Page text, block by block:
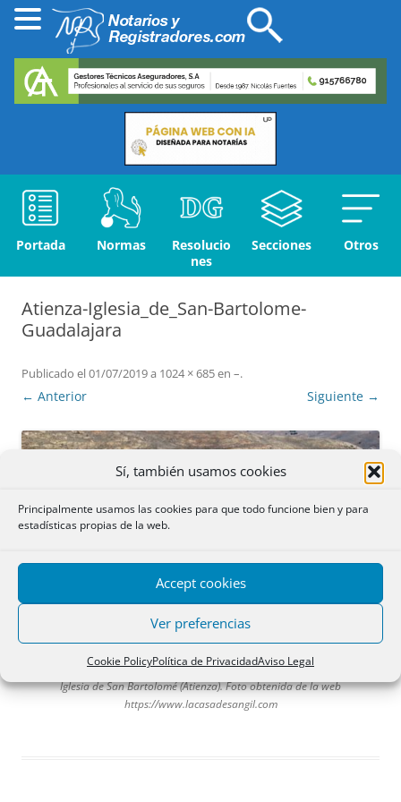
Sí, también usamos cookies
Principalmente usamos las cookies para que todo funcione bien y para
estadísticas propias de la web.
Accept cookies
Ver preferencias
Cookie PolicyPolítica de PrivacidadAviso Legal
Portada Normas
Resolucio
nes
Secciones Otros
Atienza-Iglesia_de_San-Bartolome-
Guadalajara
Publicado el01/07/2019a 1024 × 685en –.
← Anterior Siguiente →
Iglesia de San Bartolomé (Atienza). Foto obtenida de la web
https://www.lacasadesangil.com